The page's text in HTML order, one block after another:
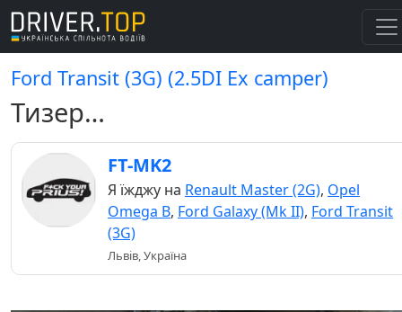
Ford Transit (3G) (2.5DI Ex camper)
Тизер…
FT-MK2
Я їжджу на Renault Master (2G), Opel
Omega B, Ford Galaxy (Mk II), Ford Transit
(3G)
Львів, Україна